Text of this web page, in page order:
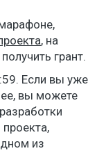
, на
грант.
Если вы уже
вы можете
из